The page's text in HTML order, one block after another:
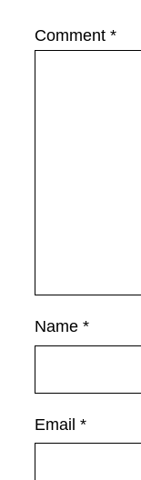
Comment *
Name *
Email *